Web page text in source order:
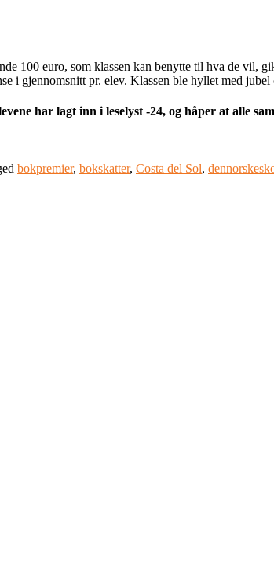
100 euro, som klassen kan benytte til hva de vil,
i gjennomsnitt pr. elev. Klassen ble hyllet med jubel
har lagt inn i leselyst -24, og håper at alle
bokpremier, bokskatter, Costa del Sol,